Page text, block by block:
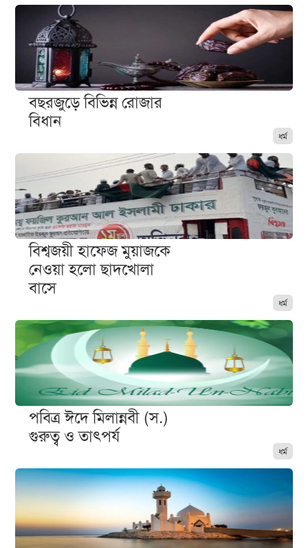
ধর্ম
বছরজুড়ে বিভিন্ন রোজার
বিধান
ধর্ম
বিশ্বজয়ী হাফেজ মুয়াজকে
নেওয়া হলো ছাদখোলা
বাসে
ধর্ম
পবিত্র ঈদে মিলান্নবী (স.)
গুরুত্ব ও তাৎপর্য